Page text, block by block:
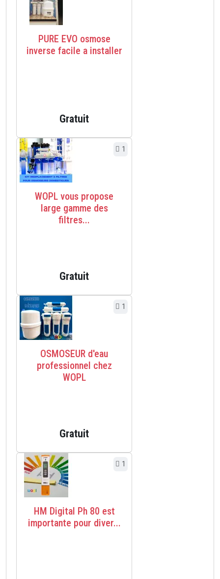
PURE EVO osmose
inverse facile a installer
Gratuit
1
WOPL vous propose
large gamme des
filtres...
Gratuit
1
OSMOSEUR d'eau
professionnel chez
WOPL
Gratuit
1
HM Digital Ph 80 est
importante pour diver...